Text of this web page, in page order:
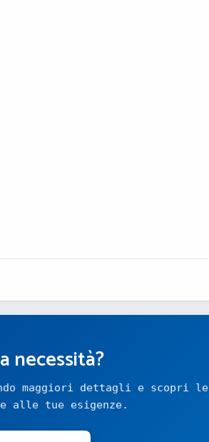
necessità?
maggiori dettagli e scopri le
alle tue esigenze.